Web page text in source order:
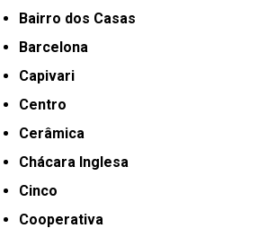
Bairro dos Casas
Barcelona
Capivari
Centro
Cerâmica
Chácara Inglesa
Cinco
Cooperativa